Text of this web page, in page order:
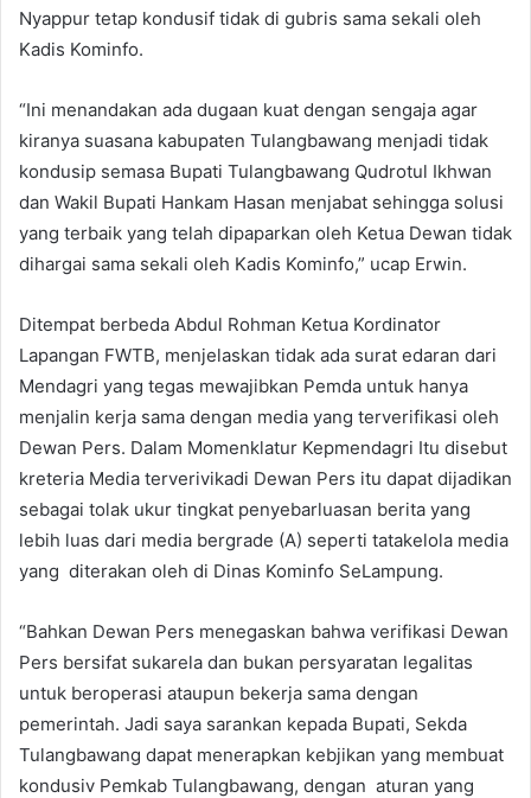
Nyappur tetap kondusif tidak di gubris sama sekali oleh
Kadis Kominfo.
“Ini menandakan ada dugaan kuat dengan sengaja agar
kiranya suasana kabupaten Tulangbawang menjadi tidak
kondusip semasa Bupati Tulangbawang Qudrotul Ikhwan
dan Wakil Bupati Hankam Hasan menjabat sehingga solusi
yang terbaik yang telah dipaparkan oleh Ketua Dewan tidak
dihargai sama sekali oleh Kadis Kominfo,” ucap Erwin.
Ditempat berbeda Abdul Rohman Ketua Kordinator
Lapangan FWTB, menjelaskan tidak ada surat edaran dari
Mendagri yang tegas mewajibkan Pemda untuk hanya
menjalin kerja sama dengan media yang terverifikasi oleh
Dewan Pers. Dalam Momenklatur Kepmendagri Itu disebut
kreteria Media terverivikadi Dewan Pers itu dapat dijadikan
sebagai tolak ukur tingkat penyebarluasan berita yang
lebih luas dari media bergrade (A) seperti tatakelola media
yang diterakan oleh di Dinas Kominfo SeLampung.
“Bahkan Dewan Pers menegaskan bahwa verifikasi Dewan
Pers bersifat sukarela dan bukan persyaratan legalitas
untuk beroperasi ataupun bekerja sama dengan
pemerintah. Jadi saya sarankan kepada Bupati, Sekda
Tulangbawang dapat menerapkan kebjikan yang membuat
kondusiv Pemkab Tulangbawang, dengan aturan yang